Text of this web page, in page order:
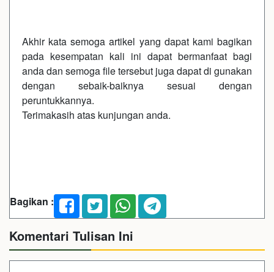
Akhir kata semoga artikel yang dapat kami bagikan
pada kesempatan kali ini dapat bermanfaat bagi
anda dan semoga file tersebut juga dapat di gunakan
dengan sebaik-baiknya sesuai dengan
peruntukkannya.
Terimakasih atas kunjungan anda.
Bagikan :
Komentari Tulisan Ini